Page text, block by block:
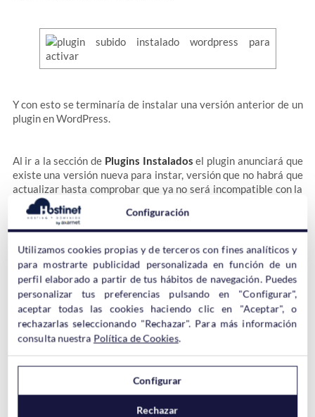
Y con esto se terminaría de instalar una versión anterior de un
plugin en WordPress.
Al ir a la sección de Plugins Instalados el plugin anunciará que
existe una versión nueva para instar, versión que no habrá que
actualizar hasta comprobar que ya no será incompatible con la
versión de WordPress instalada.
Para comprobar esto lo mejor es acudir a la web del
desarrollador y preguntarle directamente.
Cómo crear una copia de seguridad
antes de revertir a una versión
Configuración
Utilizamos cookies propias y de terceros con fines analíticos y
para mostrarte publicidad personalizada en función de un
perfil elaborado a partir de tus hábitos de navegación. Puedes
personalizar tus preferencias pulsando en "Configurar",
aceptar todas las cookies haciendo clic en "Aceptar", o
rechazarlas seleccionando "Rechazar". Para más información
consulta nuestra Política de Cookies.
Configurar
Rechazar